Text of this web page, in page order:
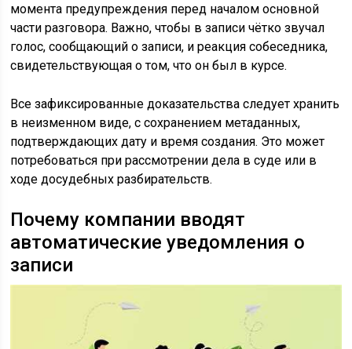
момента предупреждения перед началом основной
части разговора. Важно, чтобы в записи чётко звучал
голос, сообщающий о записи, и реакция собеседника,
свидетельствующая о том, что он был в курсе.
Все зафиксированные доказательства следует хранить
в неизменном виде, с сохранением метаданных,
подтверждающих дату и время создания. Это может
потребоваться при рассмотрении дела в суде или в
ходе досудебных разбирательств.
Почему компании вводят
автоматические уведомления о
записи